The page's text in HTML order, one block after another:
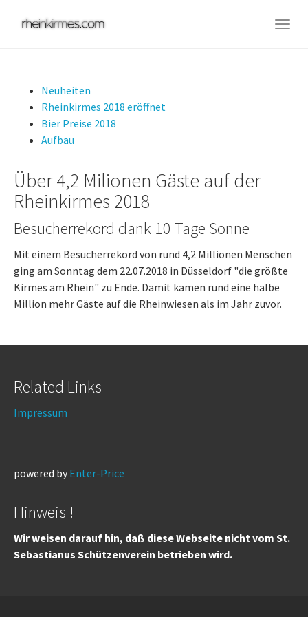
Neuheiten
Rheinkirmes 2018 eröffnet
Bier Preise 2018
Aufbau
Über 4,2 Milionen Gäste auf der
Rheinkirmes 2018
Besucherrekord dank 10 Tage Sonne
Mit einem Besucherrekord von rund 4,2 Millionen Menschen
ging am Sonntag dem 22.07.2018 in Düsseldorf "die größte
Kirmes am Rhein" zu Ende. Damit kamen rund eine halbe
Million mehr Gäste auf die Rheinwiesen als im Jahr zuvor.
Related Links
Impressum
powered by Enter-Price
Hinweis !
Wir weisen darauf hin, daß diese Webseite nicht vom St.
Sebastianus Schützenverein betrieben wird.